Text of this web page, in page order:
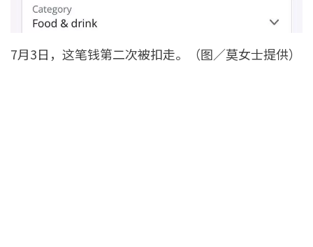
7月3日，这笔钱第二次被扣走。（图／莫女士提供）